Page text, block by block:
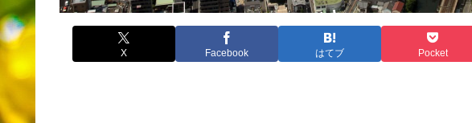
X Facebook はてブ Pocket